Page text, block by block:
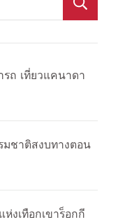
รถ เที่ยวแคนาดา
มชาติสงบทางตอน
งเทือกเขาร็อกกี